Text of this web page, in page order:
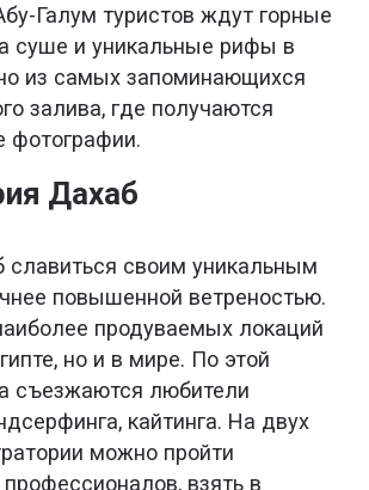
Галум туристов ждут горные
суше и уникальные рифы в
из самых запоминающихся
залива, где получаются
фотографии.
Дахаб
славиться своим уникальным
повышенной ветреностью.
продуваемых локаций
но и в мире. По этой
съезжаются любители
кайтинга. На двух
можно пройти
взять в